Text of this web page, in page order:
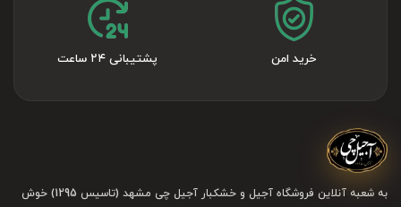
خرید امن پشتیبانی ۲۴ ساعت
به شعبه آنلاین فروشگاه آجیل و خشکبار آجیل چی مشهد (تاسیس 1295) خوش